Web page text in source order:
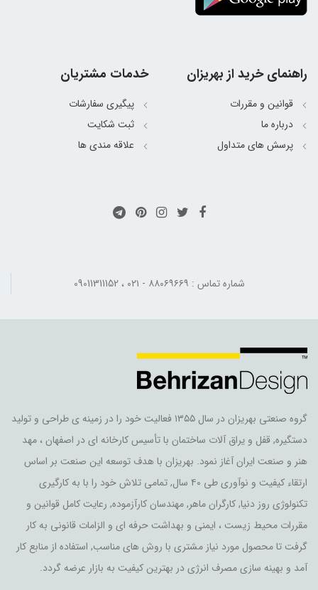
خدمات مشتریان
پیگیری سفارشات
ثبت شکایت
علاقه مندی ها
راهنمای خرید از بهریزان
قوانین و مقررات
درباره ما
پرسش های متداول
شماره تماس : ۸۸۰۶۹۶۶۹ - ۰۲۱ ، 09011311152
گروه صنعتی بهریزان در سال ۱۳۵۵ فعالیت خود را در زمینه ی طراحی و تولید
دستگیره, قفل و یراق آلات ساختمان با تأسیس کارخانه ای در اصفهان ، مهد
هنر و صنعت ایران آغاز نمود. بهریزان با هدف توسعه این صنعت بر اساس
ارتقاء کیفیت و نوآوری طی ۴۰ سال, تمامی تلاش خود را با به کارگیری
تکنولوژی روز دنیا, کارگران ماهر, مهندسان کارآزموده, رعایت کامل قوانین و
مقررات محیط زیست ، ایمنی و بهداشت حرفه ای و الزامات قانونی به کار
گرفت تا محصول مورد نیاز مشتری با روش های مناسب, استفاده از منابع کار
آمد و بهینه سازی مصرف انرژی در بهترین کیفیت به بازار عرضه گردد.